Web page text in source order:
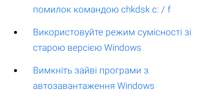
помилок командою chkdsk c: / f
Використовуйте режим сумісності зі
старою версією Windows
Вимкніть зайві програми з
автозавантаження Windows